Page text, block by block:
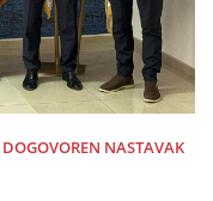
NASTAVAK